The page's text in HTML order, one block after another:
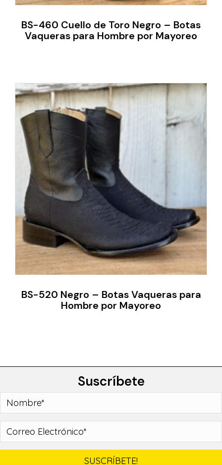
BS-460 Cuello de Toro Negro – Botas
Vaqueras para Hombre por Mayoreo
BS-520 Negro – Botas Vaqueras para
Hombre por Mayoreo
Suscríbete
SUSCRÍBETE!